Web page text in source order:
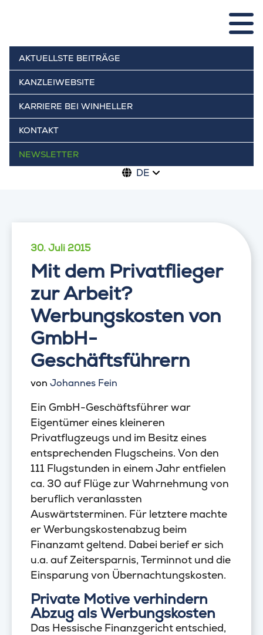
AKTUELLSTE BEITRÄGE
KANZLEIWEBSITE
KARRIERE BEI WINHELLER
KONTAKT
NEWSLETTER
DE
30. Juli 2015
Mit dem Privatflieger
zur Arbeit?
Werbungskosten von
GmbH-
Geschäftsführern
von Johannes Fein
Ein GmbH-Geschäftsführer war
Eigentümer eines kleineren
Privatflugzeugs und im Besitz eines
entsprechenden Flugscheins. Von den
111 Flugstunden in einem Jahr entfielen
ca. 30 auf Flüge zur Wahrnehmung von
beruflich veranlassten
Auswärtsterminen. Für letztere machte
er Werbungskostenabzug beim
Finanzamt geltend. Dabei berief er sich
u.a. auf Zeitersparnis, Terminnot und die
Einsparung von Übernachtungskosten.
Private Motive verhindern
Abzug als Werbungskosten
Das Hessische Finanzgericht entschied,